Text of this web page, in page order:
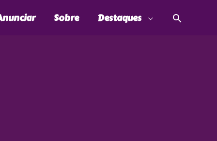
Sobre Destaques